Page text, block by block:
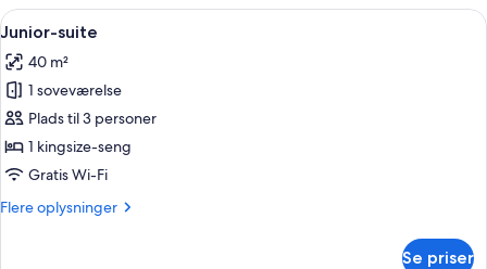
2
senge
Indlæs
alle
billeder
af
Junior-
suite
Junior-suite | Premium-sengetøj,
10
Junior-suite
40 m²
1 soveværelse
Plads til 3 personer
1 kingsize-seng
Gratis Wi-Fi
Flere oplysninger
Flere
Se priser